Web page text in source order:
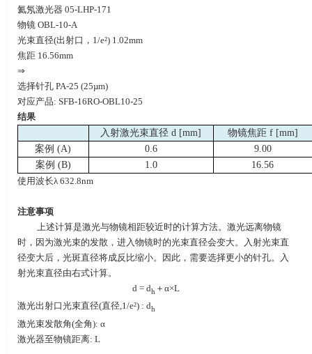
氦氖激光器 05-LHP-171
物镜 OBL-10-A
光束直径(出射口， 1/e²) 1.02mm
焦距 16.56mm
⇒
选择针孔PA-25 (25µm)
对应产品: SFB-16RO-OBL10-25
结果
入射激光束直径 d [mm] 物镜焦距f [mm]
案例 (A) 0.6
9.00
案例 (B) 1.0
16.56
使用波长λ 632.8nm
注意事项
上述计算是激光与物镜相距较近时的计算方法。激光远离物镜
时，因为激光束的发散，进入物镜时的光束直径会变大。入射光束直
径变大后，光斑直径将成反比缩小。因此，需要选择更小的针孔。入
射光束直径由右式计算。
d = dh ＋α×L
激光出射口光束直径(直径,1/e²) : dh
激光束发散角(全角): α
激光器至物镜距离: L